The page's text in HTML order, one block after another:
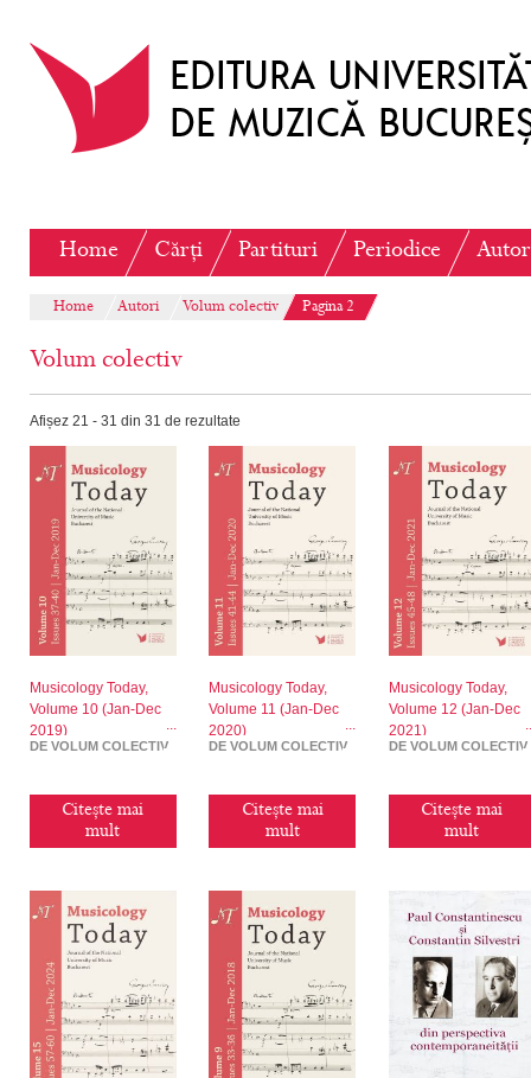
Home Cărți Partituri Periodice
Home Autori Volum colectiv Pagina 2
Volum colectiv
Afișez 21 - 31 din 31 de rezultate
Musicology Today,
Volume 10 (Jan-Dec
2019)
DE VOLUM COLECTIV
Citește mai
mult
Musicology Today,
Volume 11 (Jan-Dec
2020)
DE VOLUM COLECTIV
Citește mai
mult
Musicology Today,
Volume 12 (Jan-Dec
2021)
DE VOLUM COLECTIV
Citește mai
mult